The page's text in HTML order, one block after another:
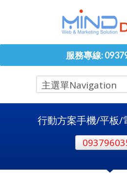
服務專線:
行動方案手機/平板/